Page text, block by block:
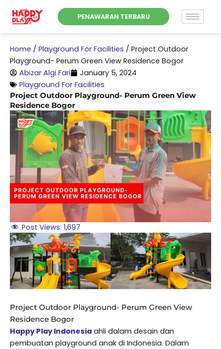
PENAWARAN TERBARU
Home / Playground For Facilities / Project Outdoor
Playground- Perum Green View Residence Bogor
Abizar Algi Fari
January 5, 2024
Playground For Facilities
Project Outdoor Playground- Perum Green View
Residence Bogor
Post Views: 1,697
Project Outdoor Playground- Perum Green View
Residence Bogor
Happy Play Indonesia ahli dalam desain dan
pembuatan playground anak di Indonesia. Dalam